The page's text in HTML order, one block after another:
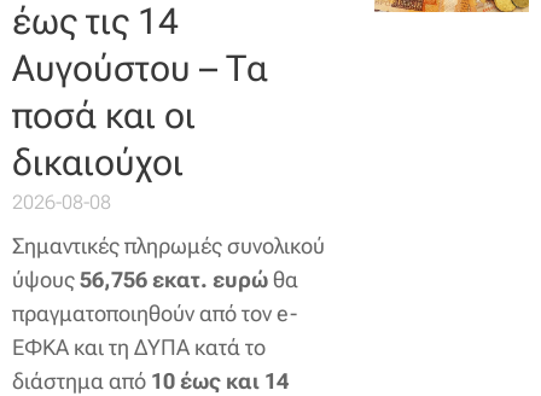
έως τις 14
Αυγούστου – Τα
ποσά και οι
δικαιούχοι
2026-08-08
Σημαντικές πληρωμές συνολικού
ύψους56,756 εκατ. ευρώθα
πραγματοποιηθούν από τον e-
ΕΦΚΑ και τη ΔΥΠΑ κατά το
διάστημα από 10 έως και 14